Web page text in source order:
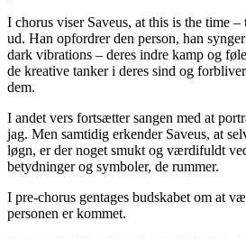
I chorus viser Saveus, at this is the time
ud. Han opfordrer den person, han
dark vibrations – deres indre kamp og
de kreative tanker i deres sind og
dem.
I andet vers fortsætter sangen med at
jag. Men samtidig erkender Saveus, at
løgn, er der noget smukt og værdifuldt
betydninger og symboler, de rummer.
I pre-chorus gentages budskabet om at
personen er kommet.